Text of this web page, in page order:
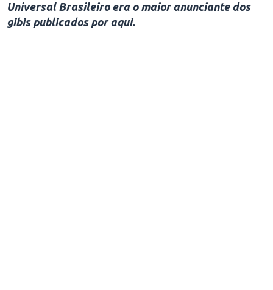
Universal Brasileiro era o maior anunciante dos
gibis publicados por aqui.